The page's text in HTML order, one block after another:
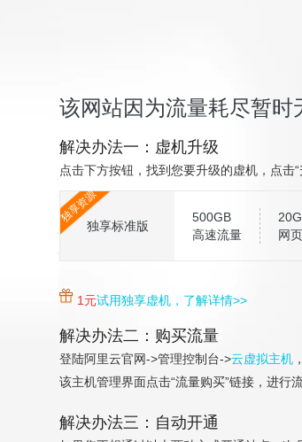
该网站因为流量耗尽暂时
解决办法一：虚机升级
点击下方按钮，找到您要升级的虚机，点击
独享资源
独享标准版
500GB
高速流量
网
1元试用独享虚机，了解详情>>
解决办法二：购买流量
登陆阿里云官网->管理控制台->云虚拟主机
该主机管理界面点击“流量购买”链接，进行
解决办法三：自动开通